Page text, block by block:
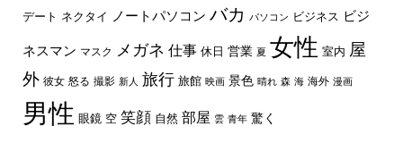
デート ネクタイ ノートパソコン バカ パソコン ビジネス ビジ
ネスマン マスク メガネ 仕事 休日 営業 夏 女性 室内 屋
外 彼女 怒る 撮影 新人 旅行 旅館 映画 景色 晴れ 森 海 海外 漫画
男性 眼鏡 空 笑顔 自然 部屋 雲 青年 驚く